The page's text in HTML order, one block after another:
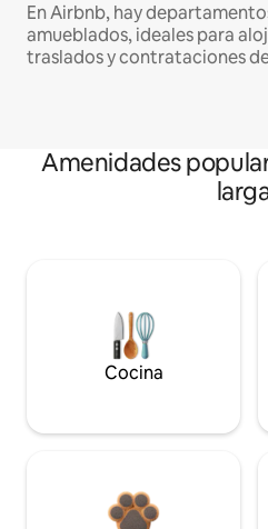
En Airbnb, hay
amueblados, ideales para
traslados y contrataciones
Amenidades
Cocina